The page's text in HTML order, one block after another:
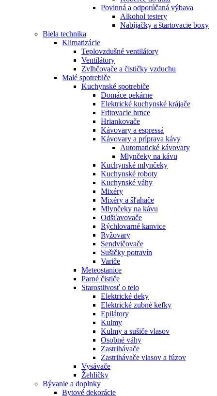
Povinná a odporúčaná výbava
Alkohol testery
Nabíjačky a štartovacie boxy
Biela technika
Klimatizácie
Teplovzdušné ventilátory
Ventilátory
Zvlhčovače a čističky vzduchu
Malé spotrebiče
Kuchynské spotrebiče
Domáce pekárne
Elektrické kuchynské krájače
Fritovacie hrnce
Hriankovače
Kávovary a espressá
Kávovary a príprava kávy
Automatické kávovary
Mlynčeky na kávu
Kuchynské mlynčeky
Kuchynské roboty
Kuchynské váhy
Mixéry
Mixéry a šľahače
Mlynčeky na kávu
Odšťavovače
Rýchlovarné kanvice
Ryžovary
Sendvičovače
Sušičky potravín
Variče
Meteostanice
Parné čističe
Starostlivosť o telo
Elektrické deky
Elektrické zubné kefky
Epilátory
Kulmy
Kulmy a sušiče vlasov
Osobné váhy
Zastrihávače
Zastrihávače vlasov a fúzov
Vysávače
Žehličky
Bývanie a doplnky
Bytové dekorácie